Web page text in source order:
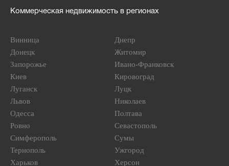
Коммерческая недвижимость в регионах
Винница
Днепр
Донецк
Житомир
Запорожье
Ивано-Франковск
Киев
Кировоград
Луганск
Луцк
Львов
Николаев
Одесса
Полтава
Ровно
Севастополь
Симферополь
Сумы
Тернополь
Ужгород
Харьков
Херсон